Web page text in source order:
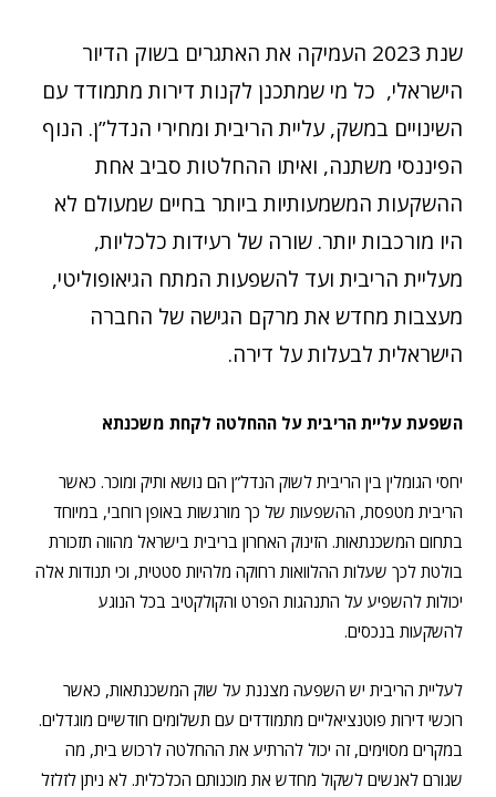
שנת 2023 העמיקה את האתגרים בשוק הדיור
הישראלי, כל מי שמתכנן לקנות דירות מתמודד עם
השינויים במשק, עליית הריבית ומחירי הנדל”ן. הנוף
הפיננסי משתנה, ואיתו ההחלטות סביב אחת
ההשקעות המשמעותיות ביותר בחיים שמעולם לא
היו מורכבות יותר. שורה של רעידות כלכליות,
מעליית הריבית ועד להשפעות המתח הגיאופוליטי,
מעצבות מחדש את מרקם הגישה של החברה
הישראלית לבעלות על דירה.
השפעת עליית הריבית על ההחלטה לקחת משכנתא
יחסי הגומלין בין הריבית לשוק הנדל”ן הם נושא ותיק ומוכר. כאשר
הריבית מטפסת, ההשפעות של כך מורגשות באופן רוחבי, במיוחד
בתחום המשכנתאות. הזינוק האחרון בריבית בישראל מהווה תזכורת
בולטת לכך שעלות ההלוואות רחוקה מלהיות סטטית, וכי תנודות אלה
יכולות להשפיע על התנהגות הפרט והקולקטיב בכל הנוגע
להשקעות בנכסים.
לעליית הריבית יש השפעה מצננת על שוק המשכנתאות, כאשר
רוכשי דירות פוטנציאליים מתמודדים עם תשלומים חודשיים מוגדלים.
במקרים מסוימים, זה יכול להרתיע את ההחלטה לרכוש בית, מה
שגורם לאנשים לשקול מחדש את מוכנותם הכלכלית. לא ניתן לזלזל